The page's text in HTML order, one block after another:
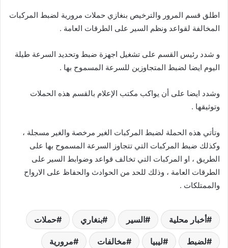
اطلق قسم المرور والترخيص بنغازي حملات مرورية لضبط المركبات
المخالفة لقواعد ونظم السير على الطرقات العامة .
و شدد رئيس القسم على تشغيل اجهزة ضبط وتحديد السرعة طيلة
اليوم ايضا لضبط المتجاوزين للسرعة المسموح بها .
وشدد ايضا على أن يواكب مكتب الإعلام بالقسم هذه الحملات
وتوثيقها .
وتأتي هذه الحملة لضبط المركبات الغير مرخصة والغير مسجلة ،
وكذلك ضبط المركبات التي تتجاوز السرعة المسموح بها على
الطريق ، او المركبات التي تخالف قواعد وضوابط السير على
الطرقات العامة ، وذلك للحد من الحوادث والحفاظ على الارواح
والممتلكات .
أخبار محلية السير بنغاري حملات
لضبط ليبيا مخالفات مرورية